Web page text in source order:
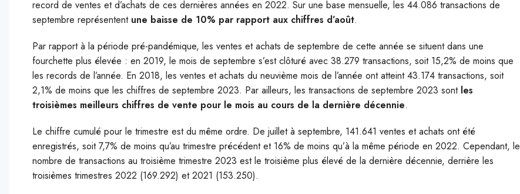
record de ventes et d’achats de ces dernières années en 2022. Sur une base mensuelle, les 44.086 transactions de
septembre représentent une baisse de 10% par rapport aux chiffres d’août.
Par rapport à la période pré-pandémique, les ventes et achats de septembre de cette année se situent dans une
fourchette plus élevée : en 2019, le mois de septembre s’est clôturé avec 38.279 transactions, soit 15,2% de moins que
les records de l’année. En 2018, les ventes et achats du neuvième mois de l’année ont atteint 43.174 transactions, soit
2,1% de moins que les chiffres de septembre 2023. Par ailleurs, les transactions de septembre 2023 sont les
troisièmes meilleurs chiffres de vente pour le mois au cours de la dernière décennie.
Le chiffre cumulé pour le trimestre est du même ordre. De juillet à septembre, 141.641 ventes et achats ont été
enregistrés, soit 7,7% de moins qu’au trimestre précédent et 16% de moins qu’à la même période en 2022. Cependant, le
nombre de transactions au troisième trimestre 2023 est le troisième plus élevé de la dernière décennie, derrière les
troisièmes trimestres 2022 (169.292) et 2021 (153.250).